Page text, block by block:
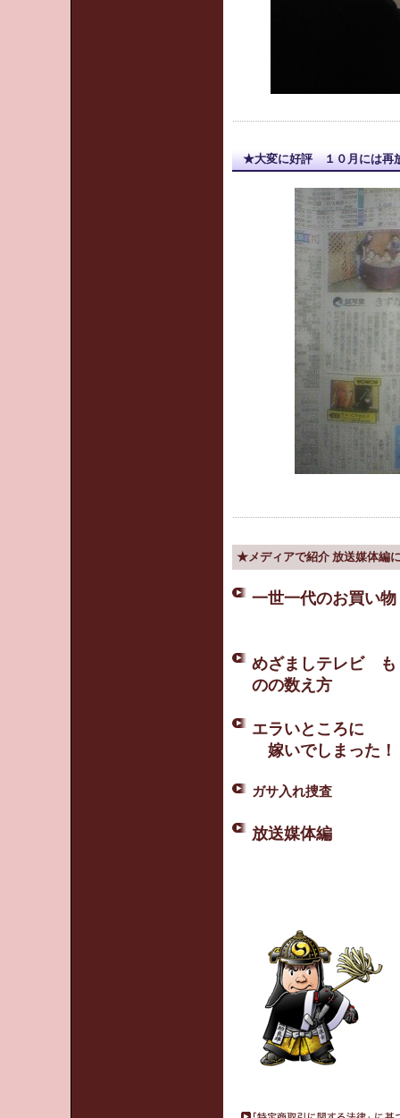
★大変に好評 １０月には再
★メディアで紹介 放送媒体編
一世一代のお買い物
めざましテレビ も
のの数え方
エラいところに
嫁いでしまった！
ガサ入れ捜査
放送媒体編